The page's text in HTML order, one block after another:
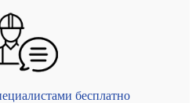
бесплатно